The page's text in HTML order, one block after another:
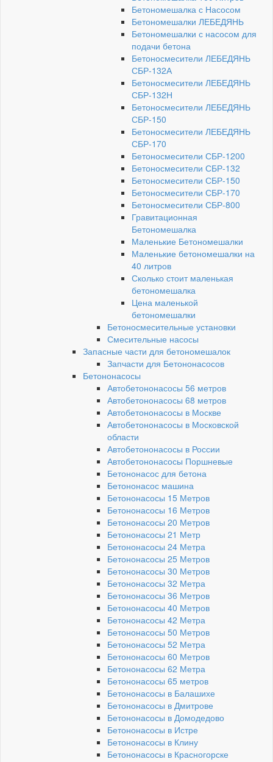
Бетономешалка с Насосом
Бетономешалки ЛЕБЕДЯНЬ
Бетономешалки с насосом для
подачи бетона
Бетоносмесители ЛЕБЕДЯНЬ
СБР-132А
Бетоносмесители ЛЕБЕДЯНЬ
СБР-132Н
Бетоносмесители ЛЕБЕДЯНЬ
СБР-150
Бетоносмесители ЛЕБЕДЯНЬ
СБР-170
Бетоносмесители СБР-1200
Бетоносмесители СБР-132
Бетоносмесители СБР-150
Бетоносмесители СБР-170
Бетоносмесители СБР-800
Гравитационная
Бетономешалка
Маленькие Бетономешалки
Маленькие бетономешалки на
40 литров
Сколько стоит маленькая
бетономешалка
Цена маленькой
бетономешалки
Бетоносмесительные установки
Смесительные насосы
Запасные части для бетономешалок
Запчасти для Бетононасосов
Бетононасосы
Автобетононасосы 56 метров
Автобетононасосы 68 метров
Автобетононасосы в Москве
Автобетононасосы в Московской
области
Автобетононасосы в России
Автобетононасосы Поршневые
Бетононасос для бетона
Бетононасос машина
Бетононасосы 15 Метров
Бетононасосы 16 Метров
Бетононасосы 20 Метров
Бетононасосы 21 Метр
Бетононасосы 24 Метра
Бетононасосы 25 Метров
Бетононасосы 30 Метров
Бетононасосы 32 Метра
Бетононасосы 36 Метров
Бетононасосы 40 Метров
Бетононасосы 42 Метра
Бетононасосы 50 Метров
Бетононасосы 52 Метра
Бетононасосы 60 Метров
Бетононасосы 62 Метра
Бетононасосы 65 метров
Бетононасосы в Балашихе
Бетононасосы в Дмитрове
Бетононасосы в Домодедово
Бетононасосы в Истре
Бетононасосы в Клину
Бетононасосы в Красногорске